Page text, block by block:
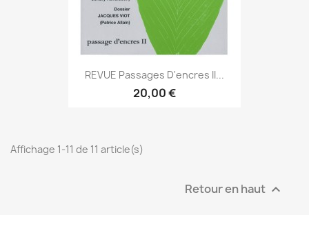
REVUE Passages D'encres II...
20,00 €
Affichage 1-11 de 11 article(s)
Retour en haut 